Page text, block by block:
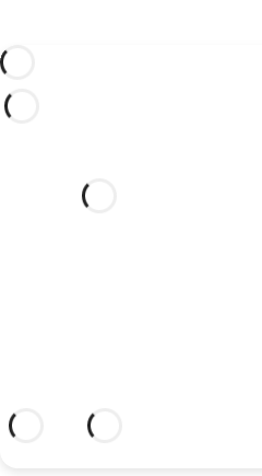
¿Te gustaría